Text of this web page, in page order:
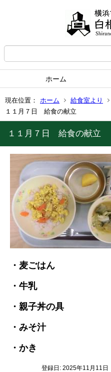
ホーム
現在位置： ホーム 給食室より
１１月７日 給食の献立
１１月７日 給食の献立
・麦ごはん
・牛乳
・親子丼の具
・みそ汁
・かき
登録日: 2025年11月11日